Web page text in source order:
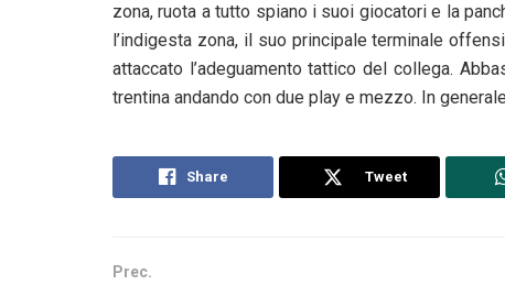
zona, ruota a tutto spiano i suoi giocatori e la
l’indigesta zona, il suo principale terminale
attaccato l’adeguamento tattico del collega.
trentina andando con due play e mezzo. In
Share Tweet
Prec.